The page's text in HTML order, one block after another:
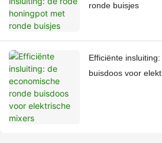
ronde buisjes
Efficiënte
buisdoos voor